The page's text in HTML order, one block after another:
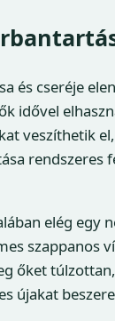
és cseréje
idővel
veszíthetik
rendszeres
elég egy
szappanos
őket
újakat